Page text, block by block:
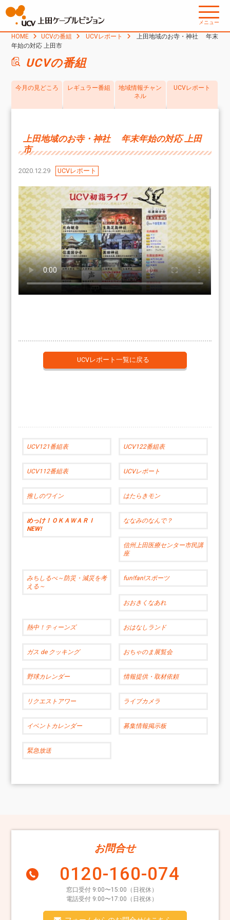
メニュー
HOME UCVの番組 UCVレポート
上田地域のお寺・神社 年末
年始の対応 上田市
UCVの番組
今月の見どころ レギュラー番組
地域情報チャン
ネル
UCVレポート
上田地域のお寺・神社 年末年始の対応 上田
市
2020.12.29 UCVレポート
UCVレポート一覧に戻る
UCV121番組表 UCV122番組表
UCV112番組表 UCVレポート
推しのワイン はたらきモン
めっけ！ＯＫＡＷＡＲＩ
NEW!
ななみのなんで？
信州上田医療センター市民講
座
みちしるべ～防災・減災を考
える～
fun!fan!スポーツ
おおきくなあれ
熱中！ティーンズ おはなしランド
ガス de クッキング おちゃのま展覧会
野球カレンダー 情報提供・取材依頼
リクエストアワー ライブカメラ
イベントカレンダー 募集情報掲示板
緊急放送
お問合せ
0120-160-074
窓口受付 9:00〜15:00（日祝休）
電話受付 9:00〜17:00（日祝休）